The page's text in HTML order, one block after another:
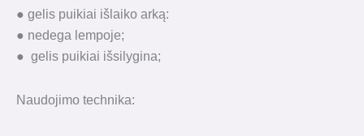
● gelis puikiai išlaiko arką:
● nedega lempoje;
● gelis puikiai išsilygina;
Naudojimo technika: